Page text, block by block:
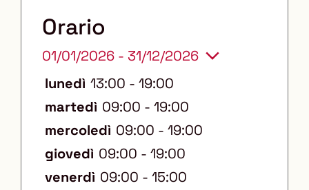
l
i
:
Orario
01/01/2026 - 31/12/2026
lunedì 13:00 - 19:00
martedì 09:00 - 19:00
mercoledì 09:00 - 19:00
giovedì 09:00 - 19:00
venerdì 09:00 - 15:00